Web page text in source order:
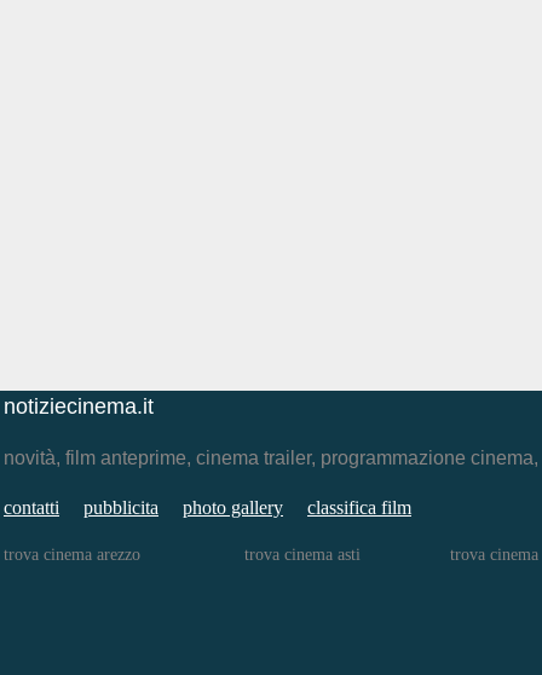
notiziecinema.it
novità, film anteprime, cinema trailer, programmazione
contatti pubblicita photo gallery classifica film
trova cinema arezzo trova cinema asti trova